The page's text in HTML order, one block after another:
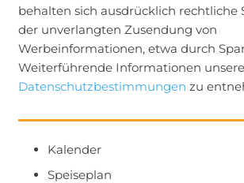
behalten sich ausdrücklich rechtliche
der unverlangten Zusendung von
Werbeinformationen, etwa durch
Weiterführende Informationen
Datenschutzbestimmungen zu
Kalender
Speiseplan